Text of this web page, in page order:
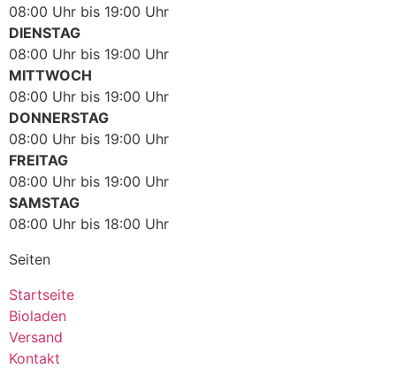
08:00 Uhr bis 19:00 Uhr
DIENSTAG
08:00 Uhr bis 19:00 Uhr
MITTWOCH
08:00 Uhr bis 19:00 Uhr
DONNERSTAG
08:00 Uhr bis 19:00 Uhr
FREITAG
08:00 Uhr bis 19:00 Uhr
SAMSTAG
08:00 Uhr bis 18:00 Uhr
Seiten
Startseite
Bioladen
Versand
Kontakt